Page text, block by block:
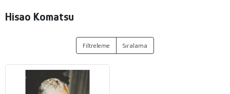
Hisao Komatsu
Filtreleme Sıralama